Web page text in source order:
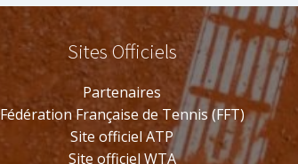
Sites Officiels
Partenaires
Fédération Française de Tennis (FFT)
Site officiel ATP
Site officiel WTA